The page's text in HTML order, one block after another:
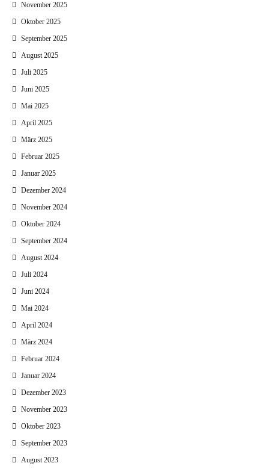
November 2025
Oktober 2025
September 2025
August 2025
Juli 2025
Juni 2025
Mai 2025
April 2025
März 2025
Februar 2025
Januar 2025
Dezember 2024
November 2024
Oktober 2024
September 2024
August 2024
Juli 2024
Juni 2024
Mai 2024
April 2024
März 2024
Februar 2024
Januar 2024
Dezember 2023
November 2023
Oktober 2023
September 2023
August 2023